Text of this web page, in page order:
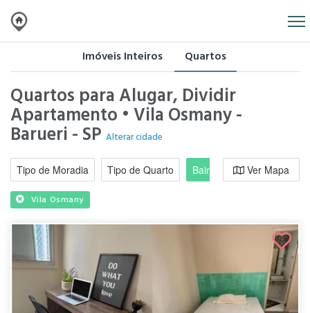
Imóveis Inteiros Quartos
Quartos para Alugar, Dividir
Apartamento • Vila Osmany -
Barueri - SP Alterar cidade
Tipo de Moradia Tipo de Quarto Bairro / RegiãoVer Mapa
Vila Osmany